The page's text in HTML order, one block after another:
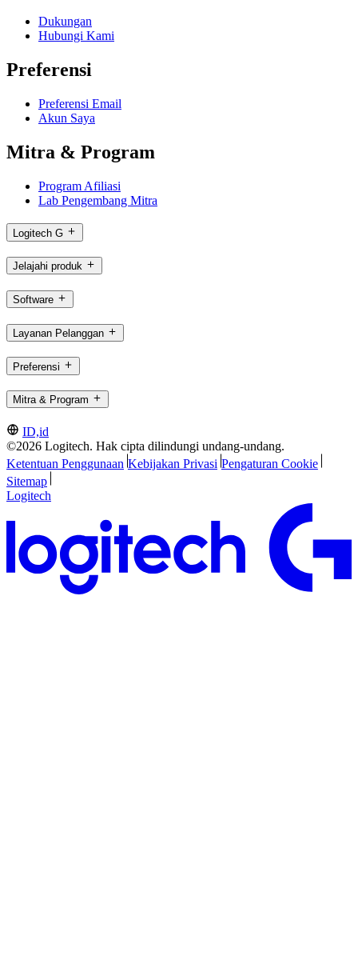
Dukungan
Hubungi Kami
Preferensi
Preferensi Email
Akun Saya
Mitra & Program
Program Afiliasi
Lab Pengembang Mitra
Logitech G
Jelajahi produk
Software
Layanan Pelanggan
Preferensi
Mitra & Program
ID,id
©2026 Logitech. Hak cipta dilindungi undang-undang.
Ketentuan Penggunaan Kebijakan Privasi Pengaturan Cookie
Sitemap
Logitech